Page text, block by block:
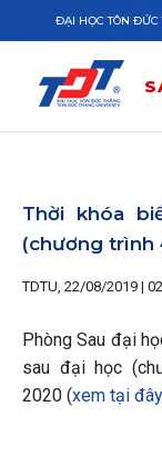
Nhảy đến nội dung
ĐẠI HỌC TÔN ĐỨC
Thời khóa
(chương trình
TDTU, 22/08/2019 |
Phòng Sau đại
sau đại học
2020 (xem tại đây